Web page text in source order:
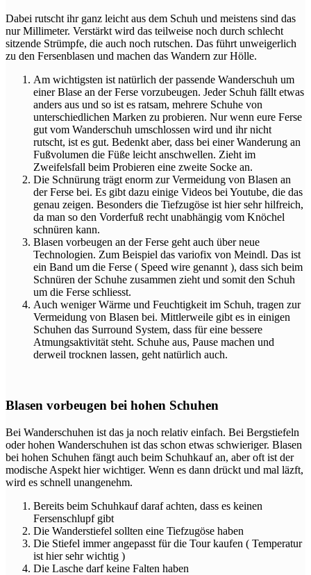
Dabei rutscht ihr ganz leicht aus dem Schuh und meistens sind das
nur Millimeter. Verstärkt wird das teilweise noch durch schlecht
sitzende Strümpfe, die auch noch rutschen. Das führt unweigerlich
zu den Fersenblasen und machen das Wandern zur Hölle.
Am wichtigsten ist natürlich der passende Wanderschuh um
einer Blase an der Ferse vorzubeugen. Jeder Schuh fällt etwas
anders aus und so ist es ratsam, mehrere Schuhe von
unterschiedlichen Marken zu probieren. Nur wenn eure Ferse
gut vom Wanderschuh umschlossen wird und ihr nicht
rutscht, ist es gut. Bedenkt aber, dass bei einer Wanderung an
Fußvolumen die Füße leicht anschwellen. Zieht im
Zweifelsfall beim Probieren eine zweite Socke an.
Die Schnürung trägt enorm zur Vermeidung von Blasen an
der Ferse bei. Es gibt dazu einige Videos bei Youtube, die das
genau zeigen. Besonders die Tiefzugöse ist hier sehr hilfreich,
da man so den Vorderfuß recht unabhängig vom Knöchel
schnüren kann.
Blasen vorbeugen an der Ferse geht auch über neue
Technologien. Zum Beispiel das variofix von Meindl. Das ist
ein Band um die Ferse ( Speed wire genannt ), dass sich beim
Schnüren der Schuhe zusammen zieht und somit den Schuh
um die Ferse schliesst.
Auch weniger Wärme und Feuchtigkeit im Schuh, tragen zur
Vermeidung von Blasen bei. Mittlerweile gibt es in einigen
Schuhen das Surround System, dass für eine bessere
Atmungsaktivität steht. Schuhe aus, Pause machen und
derweil trocknen lassen, geht natürlich auch.
Blasen vorbeugen bei hohen Schuhen
Bei Wanderschuhen ist das ja noch relativ einfach. Bei Bergstiefeln
oder hohen Wanderschuhen ist das schon etwas schwieriger. Blasen
bei hohen Schuhen fängt auch beim Schuhkauf an, aber oft ist der
modische Aspekt hier wichtiger. Wenn es dann drückt und mal läzft,
wird es schnell unangenehm.
Bereits beim Schuhkauf daraf achten, dass es keinen
Fersenschlupf gibt
Die Wanderstiefel sollten eine Tiefzugöse haben
Die Stiefel immer angepasst für die Tour kaufen ( Temperatur
ist hier sehr wichtig )
Die Lasche darf keine Falten haben